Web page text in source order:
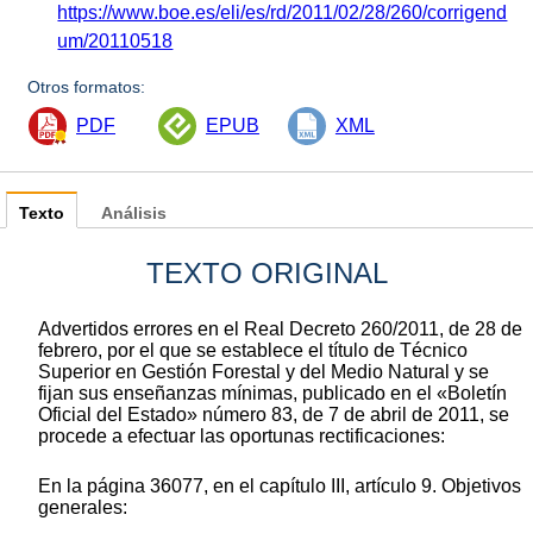
https://www.boe.es/eli/es/rd/2011/02/28/260/corrigend
um/20110518
Otros formatos:
PDF EPUB XML
Texto
TEXTO ORIGINAL
Advertidos errores en el Real Decreto 260/2011, de 28 de
febrero, por el que se establece el título de Técnico
Superior en Gestión Forestal y del Medio Natural y se
fijan sus enseñanzas mínimas, publicado en el «Boletín
Oficial del Estado» número 83, de 7 de abril de 2011, se
procede a efectuar las oportunas rectificaciones:
En la página 36077, en el capítulo III, artículo 9. Objetivos
generales:
Análisis